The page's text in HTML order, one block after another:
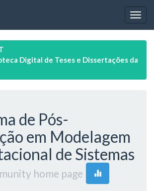
Digital de Teses e Dissertações da
de Pós-
em Modelagem
de Sistemas
home page